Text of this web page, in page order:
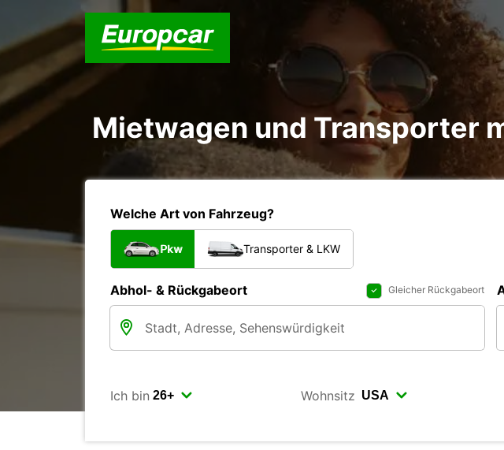
Mietwagen und Transporter
Welche Art von Fahrzeug?
Pkw Transporter & LKW
Abhol- & Rückgabeort Gleicher Rückgabeort
Ich bin Wohnsitz